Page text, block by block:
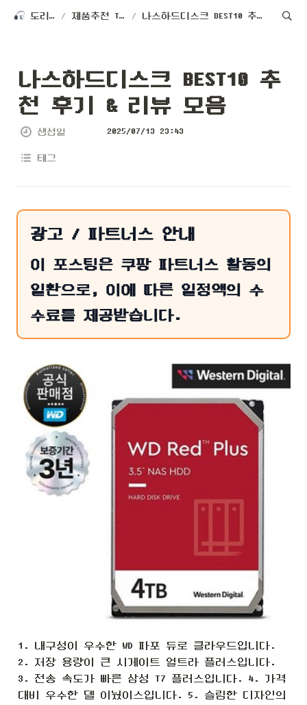
도리테크 / 제품추천 TOP 10 / 나스하드디스크 BEST10 추천 후기 & 리뷰 모음
나스하드디스크 BEST10 추
천 후기 & 리뷰 모음
생성일 2025/07/13 23:43
태그
광고 / 파트너스 안내
이 포스팅은 쿠팡 파트너스 활동의
일환으로, 이에 따른 일정액의 수
수료를 제공받습니다.
1. 내구성이 우수한 WD 파포 듀로 클라우드입니다.
2. 저장 용량이 큰 시게이트 얼트라 플러스입니다.
3. 전송 속도가 빠른 삼성 T7 플러스입니다. 4. 가격
대비 우수한 델 이눴이스입니다. 5. 슬림한 디자인의